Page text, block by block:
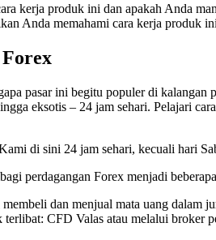
kerja produk ini dan apakah Anda
Anda memahami cara kerja produk
pasar ini begitu populer di
eksotis – 24 jam sehari. Pelajari
di sini 24 jam sehari, kecuali hari
perdagangan Forex menjadi
dan menjual mata uang
CFD Valas atau melalui broker